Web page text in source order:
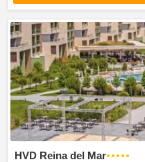
HVD Reina del Mar●●●●●